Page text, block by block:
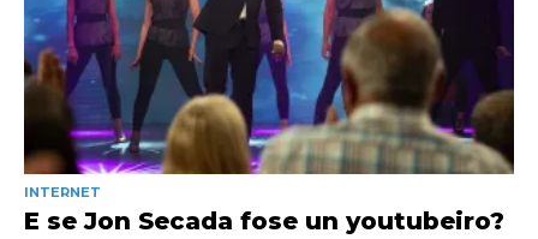
INTERNET
E se Jon Secada fose un youtubeiro?